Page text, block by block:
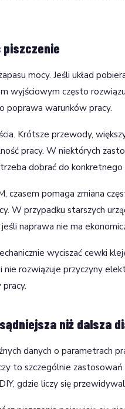
piszczenie
mocy. Jeśli układ
wyjściowym często
poprawa warunków pracy.
Krótsze przewody,
pracy. W niektórych
dobrać do konkretnego
czasem pomaga zmiana
W przypadku starszych
naprawa nie ma
wyciszać cewki
rozwiązuje przyczyny
niż dalsza
danych o parametrach
to szczególnie
gdzie liczy się